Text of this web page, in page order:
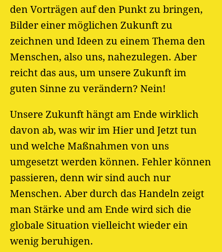
den Vorträgen auf den Punkt zu bringen,
Bilder einer möglichen Zukunft zu
zeichnen und Ideen zu einem Thema den
Menschen, also uns, nahezulegen. Aber
reicht das aus, um unsere Zukunft im
guten Sinne zu verändern? Nein!
Unsere Zukunft hängt am Ende wirklich
davon ab, was wir im Hier und Jetzt tun
und welche Maßnahmen von uns
umgesetzt werden können. Fehler können
passieren, denn wir sind auch nur
Menschen. Aber durch das Handeln zeigt
man Stärke und am Ende wird sich die
globale Situation vielleicht wieder ein
wenig beruhigen.